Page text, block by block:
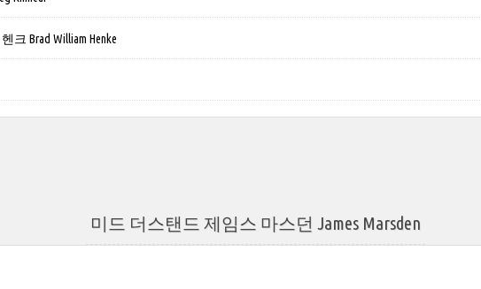
Brad William Henke
미드 더스탠드 제임스 마스던 James Marsden